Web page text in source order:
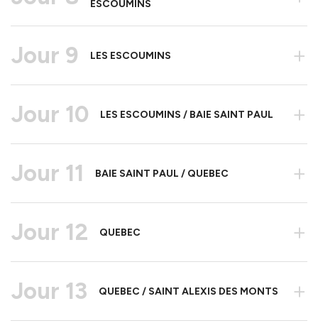
ESCOUMINS
Jour 9 LES ESCOUMINS +
Jour 10 LES ESCOUMINS / BAIE SAINT PAUL +
Jour 11 BAIE SAINT PAUL / QUEBEC +
Jour 12 QUEBEC +
Jour 13 QUEBEC / SAINT ALEXIS DES MONTS +